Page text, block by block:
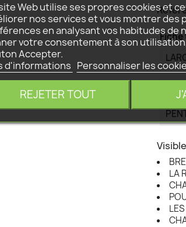
LA
Web utilise ses propres cookies et
nos services et vous montrer des
en analysant vos habitudes de
votre consentement à son
Accepter.
d'informations Personnaliser les
REJETER TOUT